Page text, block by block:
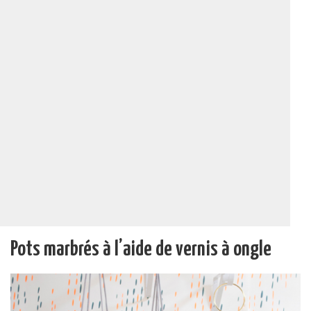
Pots marbrés à l’aide de vernis à ongle